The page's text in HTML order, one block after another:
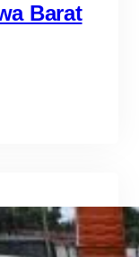
Barat